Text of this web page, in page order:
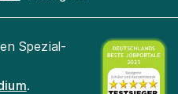
Spezial-
.